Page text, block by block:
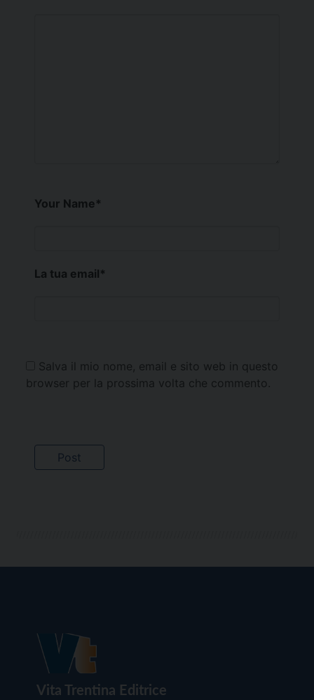
Your Name*
La tua email*
Salva il mio nome, email e sito web in questo
browser per la prossima volta che commento.
Vita Trentina Editrice